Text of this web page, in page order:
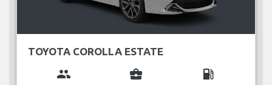
TOYOTA COROLLA ESTATE
group business_center local_gas_station